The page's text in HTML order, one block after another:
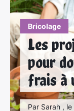
Bricolage
Les
pour
frais à
Par Sarah ,